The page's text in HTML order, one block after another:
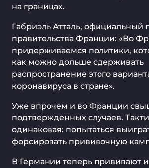
на границах.
Габриэль Атталь, официальный
правительства Франции: «Во
придерживаемся политики,
как можно дольше сдерживать
распространение этого
коронавируса в стране».
Уже впрочем и во Франции
подтвержденных случаев.
одинаковая: попытаться
форсировать прививочную
В Германии теперь прививают